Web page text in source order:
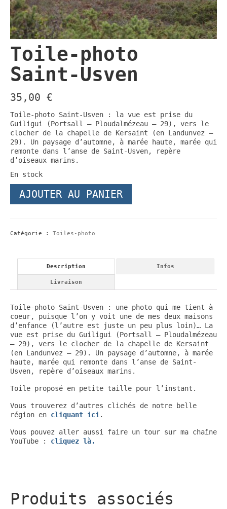
Toile-photo
Saint-Usven
35,00 €
Toile-photo Saint-Usven : la vue est prise du
Guiligui (Portsall – Ploudalmézeau – 29), vers le
clocher de la chapelle de Kersaint (en Landunvez –
29). Un paysage d’automne, à marée haute, marée qui
remonte dans l’anse de Saint-Usven, repère
d’oiseaux marins.
En stock
Toile-
Usven
AJOUTER AU PANIER
Catégorie : Toiles-photo
Description Infos
Livraison
Toile-photo Saint-Usven : une photo qui me tient à
coeur, puisque l’on y voit une de mes deux maisons
d’enfance (l’autre est juste un peu plus loin)… La
vue est prise du Guiligui (Portsall – Ploudalmézeau
– 29), vers le clocher de la chapelle de Kersaint
(en Landunvez – 29). Un paysage d’automne, à marée
haute, marée qui remonte dans l’anse de Saint-
Usven, repère d’oiseaux marins.
Toile proposé en petite taille pour l’instant.
Vous trouverez d’autres clichés de notre belle
région en cliquant ici .
Vous pouvez aller aussi faire un tour sur ma chaîne
YouTube : cliquez là.
Produits associés